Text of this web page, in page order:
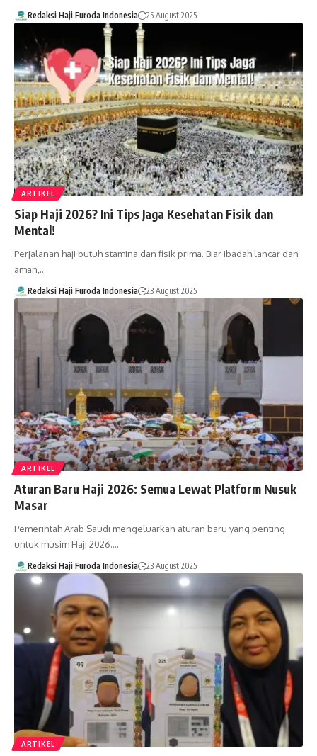
Redaksi Haji Furoda Indonesia 25 August 2025
ARTIKEL
Siap Haji 2026? Ini Tips Jaga Kesehatan Fisik dan
Mental!
Perjalanan haji butuh stamina dan fisik prima. Biar ibadah lancar dan
aman,…
Redaksi Haji Furoda Indonesia 23 August 2025
ARTIKEL
Aturan Baru Haji 2026: Semua Lewat Platform Nusuk
Masar
Pemerintah Arab Saudi mengeluarkan aturan baru yang penting
untuk musim Haji 2026.…
Redaksi Haji Furoda Indonesia 23 August 2025
ARTIKEL